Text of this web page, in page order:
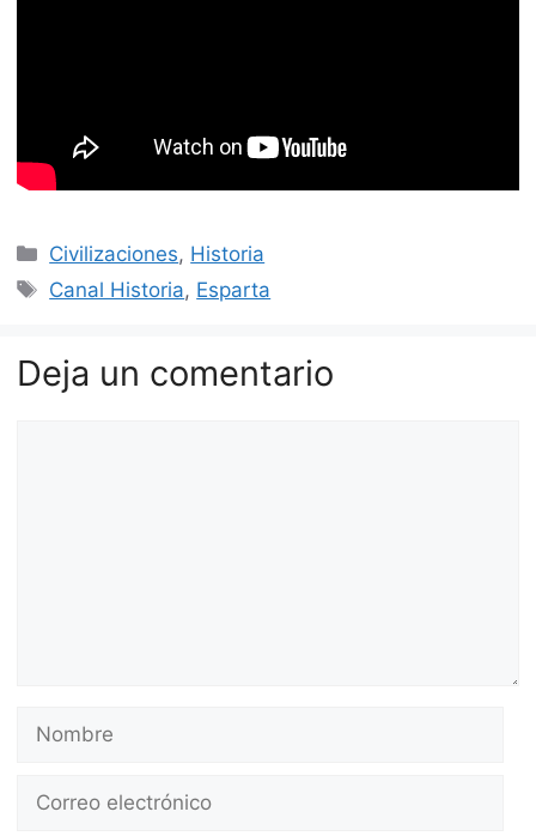
Categorías
Civilizaciones, Historia
Etiquetas
Canal Historia, Esparta
Deja un comentario
electrónico